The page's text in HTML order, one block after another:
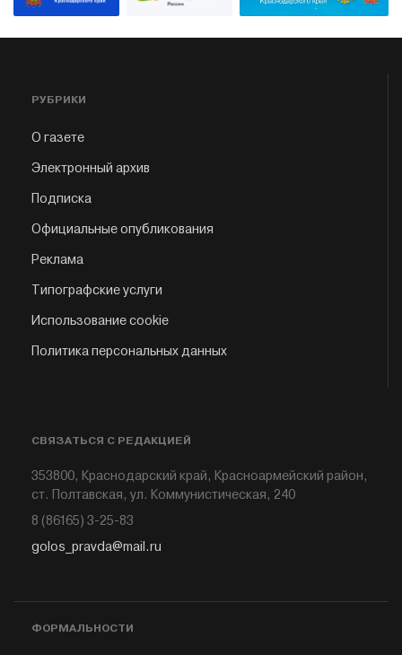
РУБРИКИ
О газете
Электронный архив
Подписка
Официальные опубликования
Реклама
Типографские услуги
Использование cookie
Политика персональных данных
СВЯЗАТЬСЯ С РЕДАКЦИЕЙ
353800, Краснодарский край, Красноармейский район,
ст. Полтавская, ул. Коммунистическая, 240
8 (86165) 3-25-83
golos_pravda@mail.ru
ФОРМАЛЬНОСТИ